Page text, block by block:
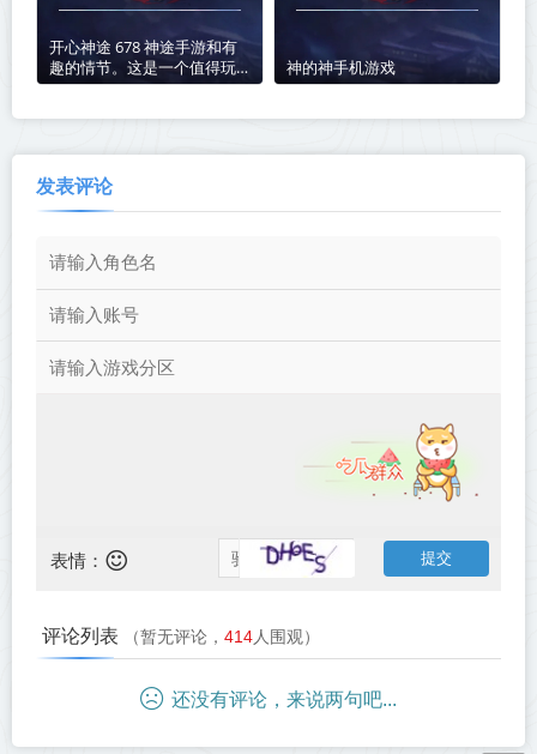
开心神途 678 神途手游和有
趣的情节。这是一个值得玩的
好游戏
神的神手机游戏
发表评论
表情：
评论列表 （暂无评论， 414人围观）
还没有评论，来说两句吧...